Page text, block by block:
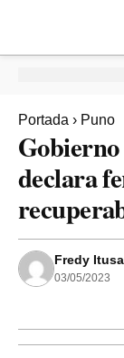
Portada › Puno
declara
Fredy
03/05/2023